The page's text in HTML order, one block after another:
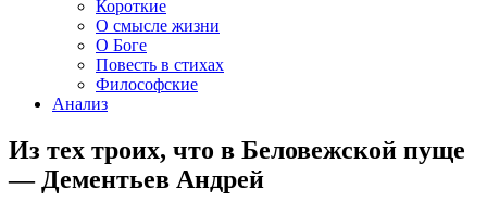
Короткие
О смысле жизни
О Боге
Повесть в стихах
Философские
Анализ
Из тех троих, что в Беловежской пуще
— Дементьев Андрей